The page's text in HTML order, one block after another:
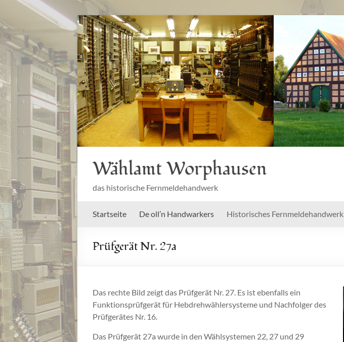
Zum
Inhalt
springen
Wählamt Worphausen
das historische Fernmeldehandwerk
Startseite De oll’n Handwarkers Historisches Fernmeldehandwerk
Prüfgerät Nr. 27a
Das rechte Bild zeigt das Prüfgerät Nr. 27. Es ist ebenfalls ein
Funktionsprüfgerät für Hebdrehwählersysteme und Nachfolger des
Prüfgerätes Nr. 16.
Das Prüfgerät 27a wurde in den Wählsystemen 22, 27 und 29